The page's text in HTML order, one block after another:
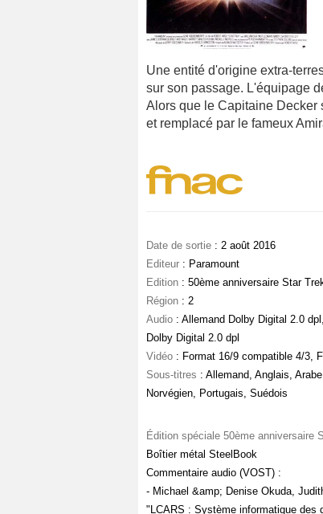
Une entité d'origine extra-
sur son passage. L'équipage
Alors que le Capitaine Decker
et remplacé par le fameux
Date de sortie : 2 août 2016
Editeur : Paramount
Edition : 50ème anniversaire Star
Région : 2
Audio : Allemand Dolby Digital 2.0
Dolby Digital 2.0 dpl
Vidéo : Format 16/9 compatible 4/3,
Sous-titres : Allemand, Anglais,
Norvégien, Portugais, Suédois
Édition spéciale 50ème anniversaire
Boîtier métal SteelBook
Commentaire audio (VOST) :
- Michael &amp; Denise Okuda,
"LCARS : Système informatique des